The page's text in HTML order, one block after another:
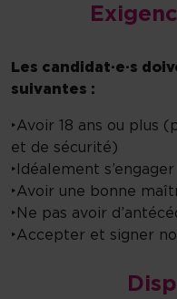
Les candidat·e·s
suivantes :
‣Avoir 18 ans ou plus
et de sécurité)
‣Idéalement
‣Avoir une bonne
‣Ne pas avoir
‣Accepter et signer